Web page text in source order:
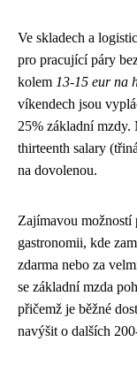
Ve skladech a
pro pracující páry
kolem 13-15 eur na
víkendech jsou
25% základní mzdy.
thirteenth salary
na dovolenou.
Zajímavou možností
gastronomii, kde
zdarma nebo za
se základní mzda
přičemž je běžné
navýšit o dalších